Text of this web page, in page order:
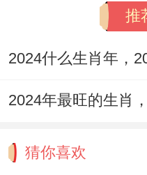
生肖属猴女与属龙
猴女同属龙男跟着
类似之处;但两者相
之处！
属龙男的狂妄自大
推
猜你喜欢